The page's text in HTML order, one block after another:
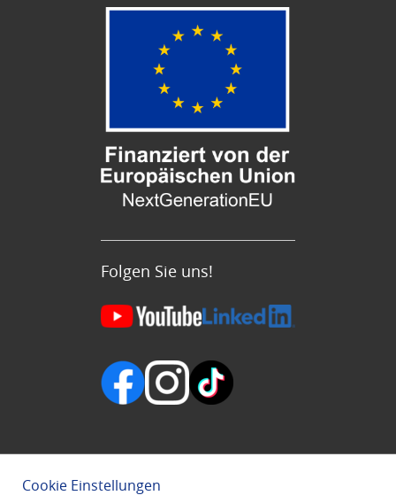
Folgen Sie uns!
Cookie Einstellungen